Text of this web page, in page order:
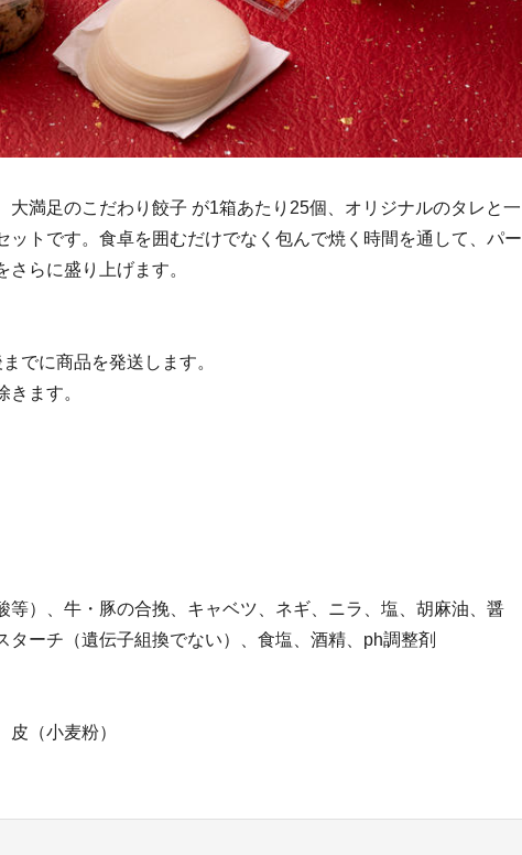
大満足のこだわり餃子 が1箱あたり25個、オリジナルのタレと一
ットです。食卓を囲むだけでなく包んで焼く時間を通して、パー
らに盛り上げます。
でに商品を発送します。
ます。
等）、牛・豚の合挽、キャベツ、ネギ、ニラ、塩、胡麻油、醤
ターチ（遺伝子組換でない）、食塩、酒精、ph調整剤
（小麦粉）